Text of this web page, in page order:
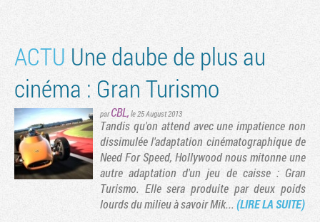
ACTU Une daube de plus au
cinéma : Gran Turismo
parCBL, le 25 August 2013
Tandis qu'on attend avec une impatience non
dissimulée l'adaptation cinématographique de
Need For Speed, Hollywood nous mitonne une
autre adaptation d'un jeu de caisse : Gran
Turismo. Elle sera produite par deux poids
lourds du milieu à savoir Mik... (LIRE LA SUITE)